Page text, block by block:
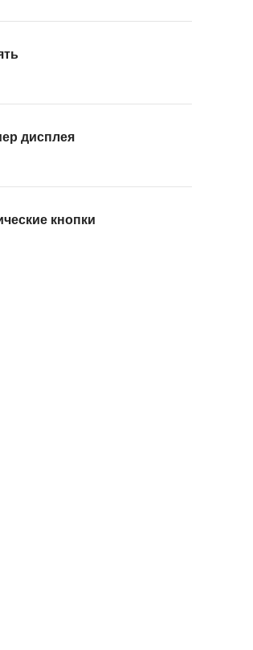
дисплея
кнопки